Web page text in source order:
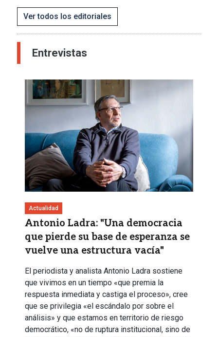
Ver todos los editoriales
Entrevistas
Imagen
Actualidad
Antonio Ladra: "Una democracia
que pierde su base de esperanza se
vuelve una estructura vacía"
El periodista y analista Antonio Ladra sostiene
que vivimos en un tiempo «que premia la
respuesta inmediata y castiga el proceso», cree
que se privilegia «el escándalo por sobre el
análisis» y que estamos en territorio de riesgo
democrático, «no de ruptura institucional, sino de